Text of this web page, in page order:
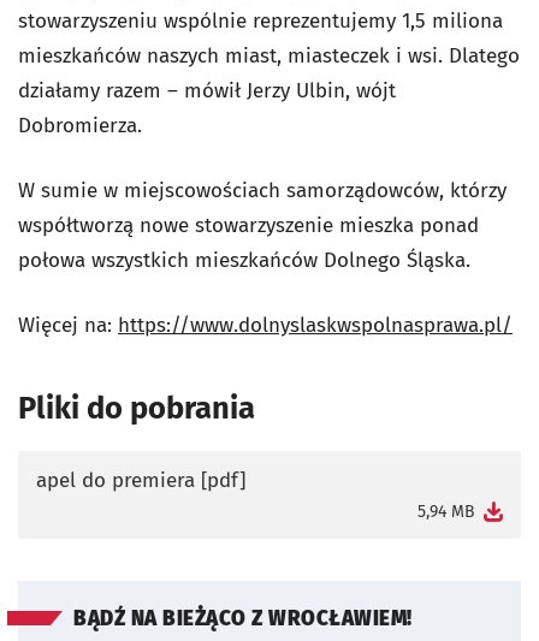
stowarzyszeniu wspólnie reprezentujemy 1,5 miliona
mieszkańców naszych miast, miasteczek i wsi. Dlatego
działamy razem – mówił Jerzy Ulbin, wójt
Dobromierza.
W sumie w miejscowościach samorządowców, którzy
współtworzą nowe stowarzyszenie mieszka ponad
połowa wszystkich mieszkańców Dolnego Śląska.
Więcej na: https://www.dolnyslaskwspolnasprawa.pl/
Pliki do pobrania
apel do premiera [pdf]
5,94 MB
BĄDŹ NA BIEŻĄCO Z WROCŁAWIEM!